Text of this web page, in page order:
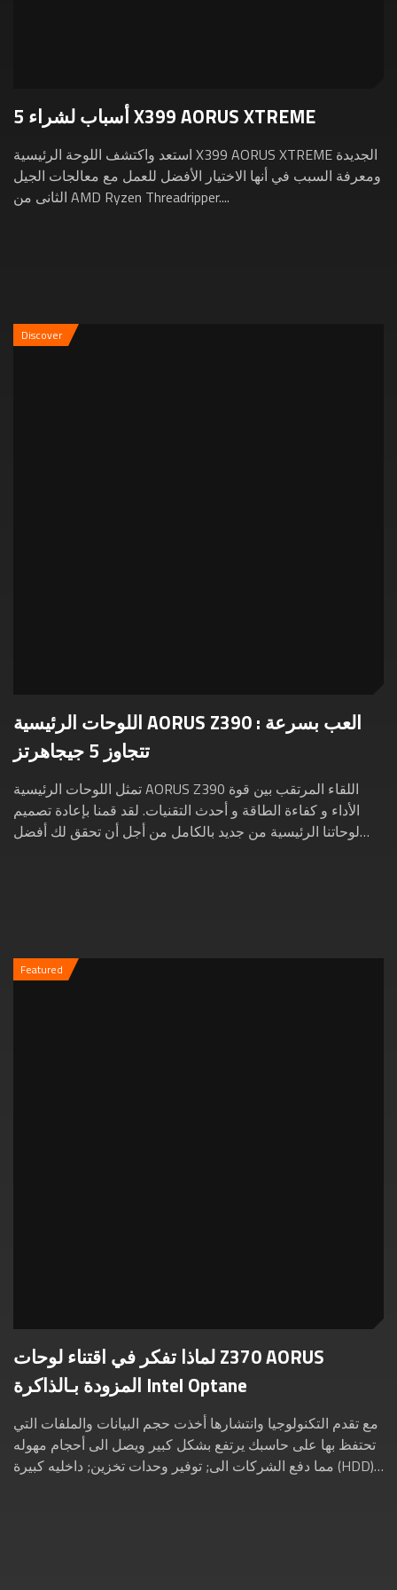
5 أسباب لشراء X399 AORUS XTREME
استعد واكتشف اللوحة الرئيسية X399 AORUS XTREME الجديدة
ومعرفة السبب في أنها الاختيار الأفضل للعمل مع معالجات الجيل
الثانى من AMD Ryzen Threadripper....
Discover
اللوحات الرئيسية AORUS Z390 : العب بسرعة
تتجاوز 5 جيجاهرتز
تمثل اللوحات الرئيسية AORUS Z390 اللقاء المرتقب بين قوة
الأداء و كفاءة الطاقة و أحدث التقنيات. لقد قمنا بإعادة تصميم
لوحاتنا الرئيسية من جديد بالكامل من أجل أن تحقق لك أفضل
Featured
لماذا تفكر في اقتناء لوحات Z370 AORUS
المزودة بـالذاكرة Intel Optane
مع تقدم التكنولوجيا وانتشارها أخذت حجم البيانات والملفات التي
تحتفظ بها على حاسبك يرتفع بشكل كبير ويصل الى أحجام مهوله
مما دفع الشركات الى; توفير وحدات تخزين; داخليه كبيرة (HDD)